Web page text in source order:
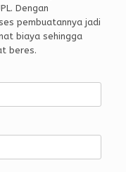
Dengan
pembuatannya jadi
biaya sehingga
beres.